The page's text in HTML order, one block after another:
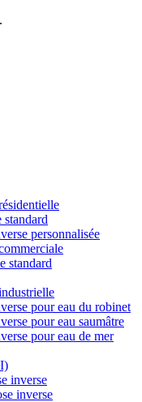
personnalisée
standard
pour eau du robinet
pour eau saumâtre
pour eau de mer
inverse
inverse